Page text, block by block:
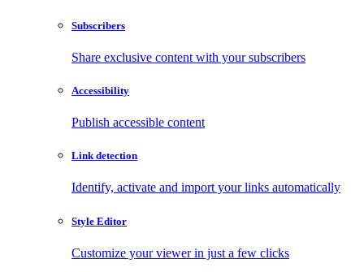
Subscribers
Share exclusive content with your subscribers
Accessibility
Publish accessible content
Link detection
Identify, activate and import your links automatically
Style Editor
Customize your viewer in just a few clicks